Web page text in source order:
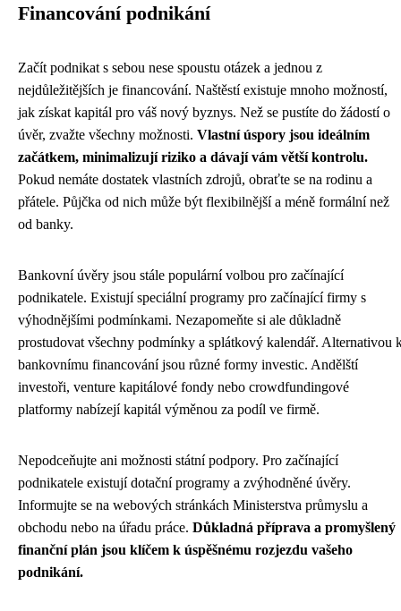
Financování podnikání
Začít podnikat s sebou nese spoustu otázek a jednou z
nejdůležitějších je financování. Naštěstí existuje mnoho možností,
jak získat kapitál pro váš nový byznys. Než se pustíte do žádostí o
úvěr, zvažte všechny možnosti. Vlastní úspory jsou ideálním
začátkem, minimalizují riziko a dávají vám větší kontrolu.
Pokud nemáte dostatek vlastních zdrojů, obraťte se na rodinu a
přátele. Půjčka od nich může být flexibilnější a méně formální než
od banky.
Bankovní úvěry jsou stále populární volbou pro začínající
podnikatele. Existují speciální programy pro začínající firmy s
výhodnějšími podmínkami. Nezapomeňte si ale důkladně
prostudovat všechny podmínky a splátkový kalendář. Alternativou
bankovnímu financování jsou různé formy investic. Andělští
investoři, venture kapitálové fondy nebo crowdfundingové
platformy nabízejí kapitál výměnou za podíl ve firmě.
Nepodceňujte ani možnosti státní podpory. Pro začínající
podnikatele existují dotační programy a zvýhodněné úvěry.
Informujte se na webových stránkách Ministerstva průmyslu a
obchodu nebo na úřadu práce. Důkladná příprava a promyšlený
finanční plán jsou klíčem k úspěšnému rozjezdu vašeho
podnikání.